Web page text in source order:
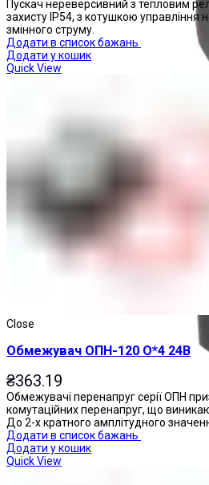
Пускач нереверсивний з тепловим
захисту IP54, з котушкою управління
змінного струму.
Додати в список бажань
Додати у кошик
Quick View
Close
Обмежувач ОПН-120 О*4 24В
₴363.19
Обмежувачі перенапруг серії ОПН
комутаційних перенапруг, що
До 2-х кратного амплітудного
Додати в список бажань
Додати у кошик
Quick View